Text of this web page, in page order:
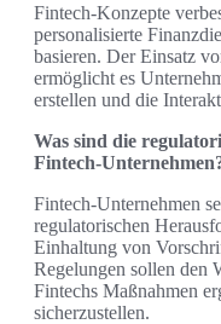
Fintech-Konzepte
personalisierte
basieren. Der Einsatz
ermöglicht es
erstellen und die
Was sind die
Fintech-
Fintech-Unternehmen
regulatorischen
Einhaltung von
Regelungen sollen den
Fintechs Maßnahmen
sicherzustellen.